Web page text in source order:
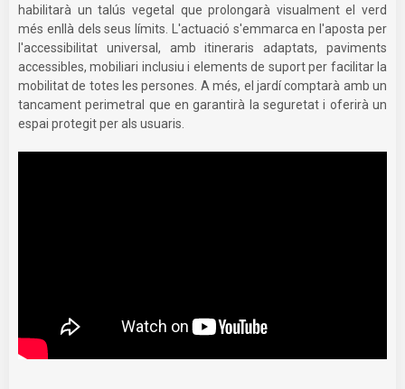
habilitarà un talús vegetal que prolongarà visualment el verd
més enllà dels seus límits. L'actuació s'emmarca en l'aposta per
l'accessibilitat universal, amb itineraris adaptats, paviments
accessibles, mobiliari inclusiu i elements de suport per facilitar la
mobilitat de totes les persones. A més, el jardí comptarà amb un
tancament perimetral que en garantirà la seguretat i oferirà un
espai protegit per als usuaris.